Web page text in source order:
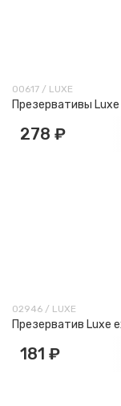
00617 / LUXE
Презервативы
278 ₽
02946 / LUXE
Презерватив Luxe
181 ₽